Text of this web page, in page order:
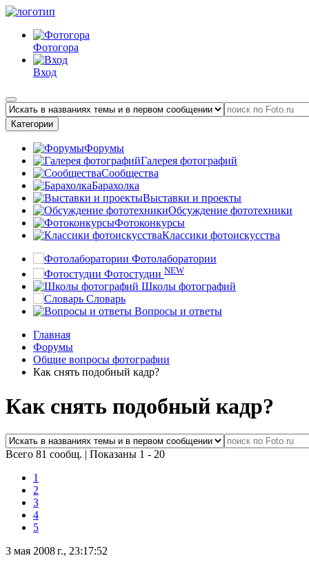
Фотогора
Вход
Категории
Форумы
Галерея фотографий
Сообщества
Барахолка
Выставки и проекты
Обсуждение фототехники
Фотоконкурсы
Классики фотоискусства
Фотолаборатории
Фотостудии NEW
Школы фотографий
Словарь
Вопросы и ответы
Главная
Форумы
Общие вопросы фотографии
Как снять подобный кадр?
Как снять подобный кадр?
Всего 81 сообщ. | Показаны 1 - 20
1
2
3
4
5
3 мая 2008 г., 23:17:52